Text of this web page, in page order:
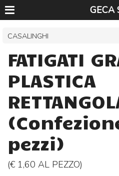
GECA
CASALINGHI
FATIGATI
PLASTICA
pezzi)
(€ 1,60 AL PEZZO)